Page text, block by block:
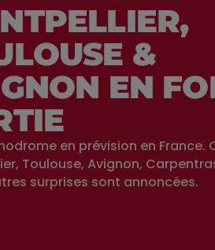
&
EN
en prévision en France.
Toulouse, Avignon,
surprises sont annoncées.